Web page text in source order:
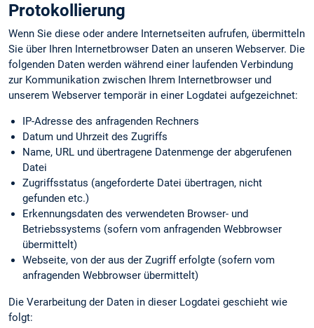
Protokollierung
Wenn Sie diese oder andere Internetseiten aufrufen, übermitteln
Sie über Ihren Internetbrowser Daten an unseren Webserver. Die
folgenden Daten werden während einer laufenden Verbindung
zur Kommunikation zwischen Ihrem Internetbrowser und
unserem Webserver temporär in einer Logdatei aufgezeichnet:
IP-Adresse des anfragenden Rechners
Datum und Uhrzeit des Zugriffs
Name, URL und übertragene Datenmenge der abgerufenen
Datei
Zugriffsstatus (angeforderte Datei übertragen, nicht
gefunden etc.)
Erkennungs­daten des verwendeten Browser- und
Betriebssystems (sofern vom anfragenden Webbrowser
übermittelt)
Webseite, von der aus der Zugriff erfolgte (sofern vom
anfragenden Webbrowser übermittelt)
Die Verarbeitung der Daten in dieser Logdatei geschieht wie
folgt: